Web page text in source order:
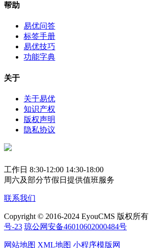
帮助
易优问答
标签手册
易优技巧
功能字典
关于
关于易优
知识产权
版权声明
隐私协议
工作日 8:30-12:00 14:30-18:00
周六及部分节假日提供值班服务
联系我们
Copyright © 2016-2024 EyouCMS 版权所有
号-23 琼公网安备46010602000484号
网站地图 XML地图 小程序模版网